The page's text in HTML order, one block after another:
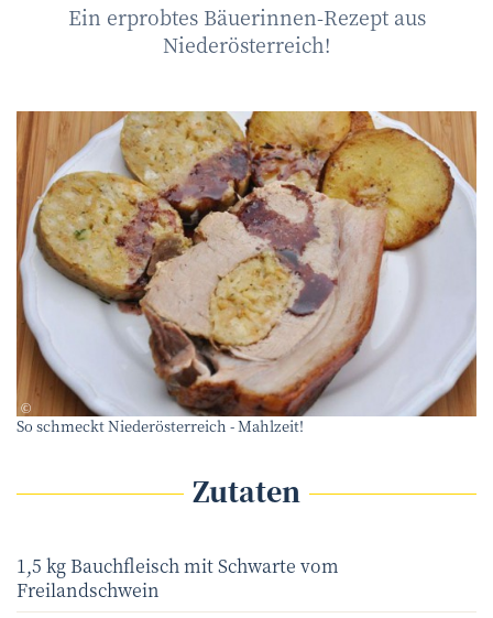
Ein erprobtes Bäuerinnen-Rezept aus
Niederösterreich!
©Adobe Stock/A. Lein
So schmeckt Niederösterreich - Mahlzeit!
Zutaten
1,5 kg Bauchfleisch mit Schwarte vom
Freilandschwein